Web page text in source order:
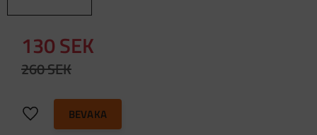
Nedsatt pris:
130SEK
Ordinarie pris:
260SEK
Lägg till i favoriter
BEVAKA